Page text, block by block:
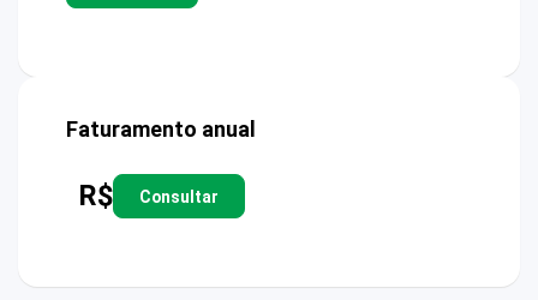
Faturamento anual
R$ Consultar